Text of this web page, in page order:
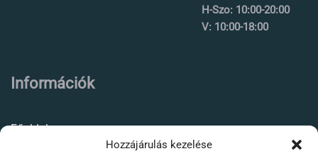
Hozzájárulás kezelése
H-Szo: 10:00-20:00
V: 10:00-18:00
Információk
Főoldal